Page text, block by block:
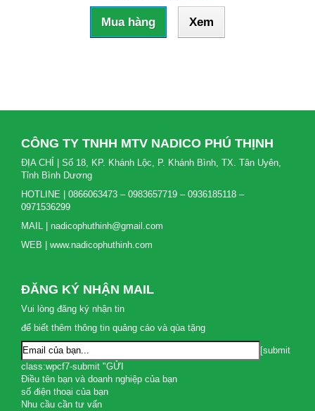
Mua hàng Xem
CÔNG TY TNHH MTV NADICO PHÚ THỊNH
ĐỊA CHỈ | Số 18, KP. Khánh Lộc, P. Khánh Bình, TX. Tân Uyên,
Tỉnh Bình Dương
HOTLINE | 0866063473 – 0983657719 – 0936185118 –
0971536299
MAIL | nadicophuthinh@gmail.com
WEB | www.nadicophuthinh.com
ĐĂNG KÝ NHẬN MAIL
Vui lòng đăng ký nhận tin
để biết thêm thông tin quảng cáo và qùa tặng
[submit
class:wpcf7-submit "GỬI
Điều tên bạn và doanh nghiệp của bạn
số điện thoại của bạn
Nhu cầu cần tư vấn